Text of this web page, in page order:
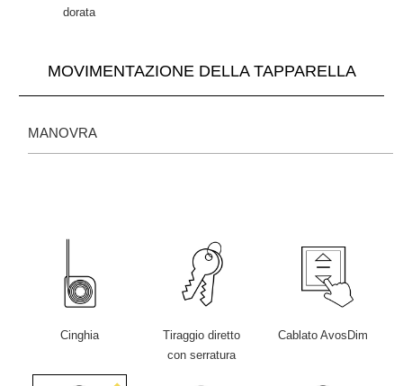
dorata
MOVIMENTAZIONE DELLA TAPPARELLA
MANOVRA
Cinghia
Tiraggio diretto
con serratura
Cablato AvosDim